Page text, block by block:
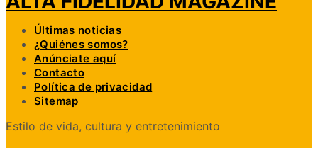
Últimas noticias
¿Quiénes somos?
Anúnciate aquí
Contacto
Política de privacidad
Sitemap
Estilo de vida, cultura y entretenimiento